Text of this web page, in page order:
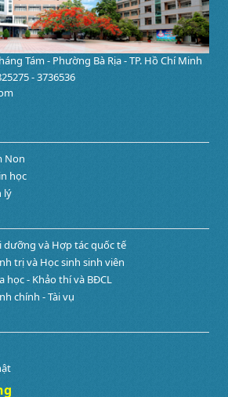
Tám - Phường Bà Rịa - TP. Hồ Chí Minh
- 3736536
Non
học
lý
dưỡng và Hợp tác quốc tế
trị và Học sinh sinh viên
học - Khảo thí và BĐCL
chính - Tài vụ